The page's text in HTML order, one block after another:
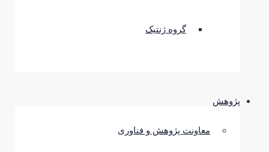
گروه ژنتیک
پژوهش
معاونت پژوهش و فناوری